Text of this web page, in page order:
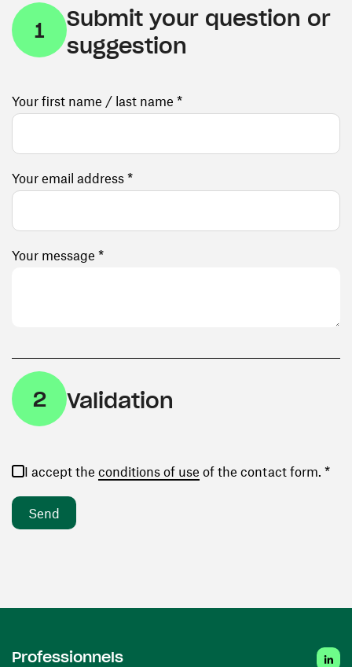
1
Submit your question or
suggestion
Your first name / last name *
Your email address *
Your message *
2 Validation
I accept the conditions of use (opens in a new window)
of the contact form. *
Professionnels